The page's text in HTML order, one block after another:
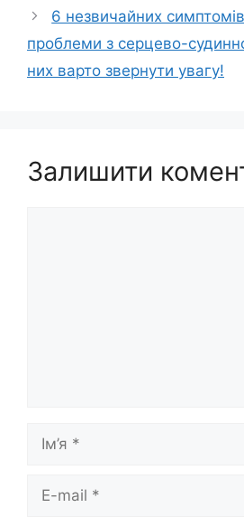
6 незвичайних
проблеми з серцево-
них варто звернути увагу!
Залишити
mail